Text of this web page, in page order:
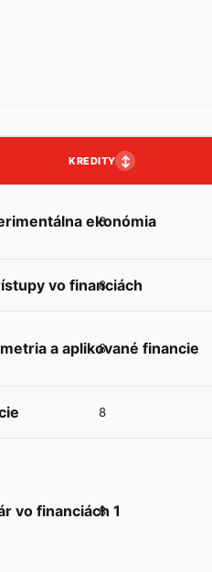
KREDITY ↕
ekonómia
8
vo financiách
8
a aplikované financie
8
8
vo financiách 1
8